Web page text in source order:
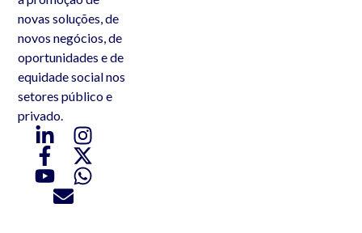
novas soluções, de
novos negócios, de
oportunidades e de
equidade social nos
setores público e
privado.